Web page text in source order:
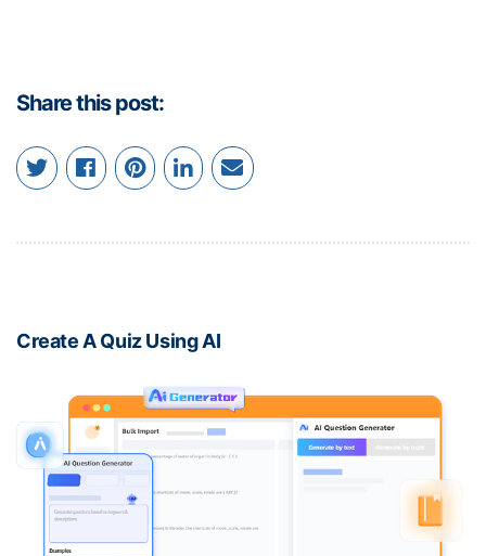
Share this post:
Create A Quiz Using AI